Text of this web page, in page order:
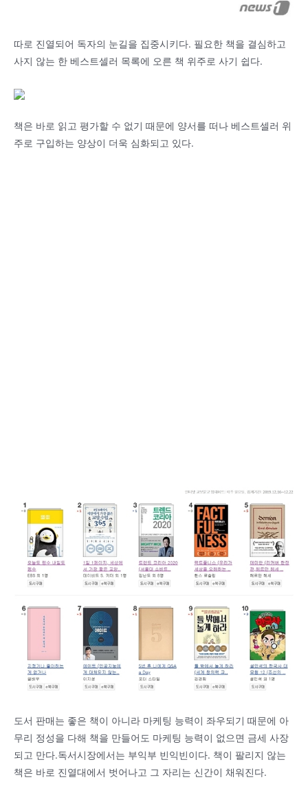
따로 진열되어 독자의 눈길을 집중시키다. 필요한 책을 결심하고
사지 않는 한 베스트셀러 목록에 오른 책 위주로 사기 쉽다.
책은 바로 읽고 평가할 수 없기 때문에 양서를 떠나 베스트셀러 위
주로 구입하는 양상이 더욱 심화되고 있다.
도서 판매는 좋은 책이 아니라 마케팅 능력이 좌우되기 때문에 아
무리 정성을 다해 책을 만들어도 마케팅 능력이 없으면 금세 사장
되고 만다.독서시장에서는 부익부 빈익빈이다. 책이 팔리지 않는
책은 바로 진열대에서 벗어나고 그 자리는 신간이 채워진다.